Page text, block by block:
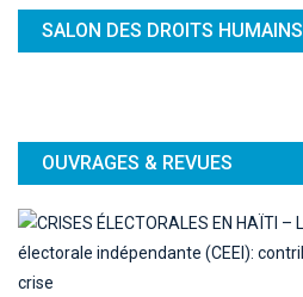
SALON DES DROITS HUMAINS
OUVRAGES & REVUES